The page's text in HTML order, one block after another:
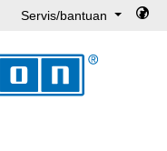
Servis/bantuan